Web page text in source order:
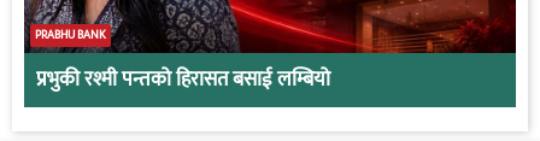
PRABHU BANK
प्रभुकी रश्मी पन्तको हिरासत बसाई लम्बियो